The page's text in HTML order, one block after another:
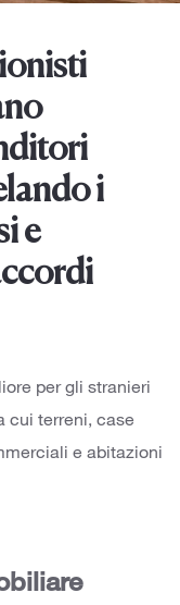
i
e
per gli stranieri
cui terreni, case
e abitazioni